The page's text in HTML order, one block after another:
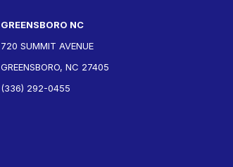
GREENSBORO NC
720 SUMMIT AVENUE
GREENSBORO, NC 27405
(336) 292-0455